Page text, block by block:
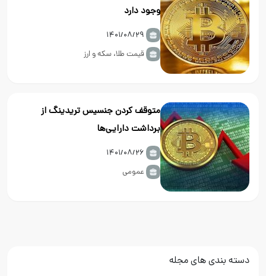
وجود دارد
قیمت طلا، سکه و ارز
متوقف کردن جنسیس تریدینگ از
برداشت دارایی‌ها
عمومی
دسته بندی های مجله